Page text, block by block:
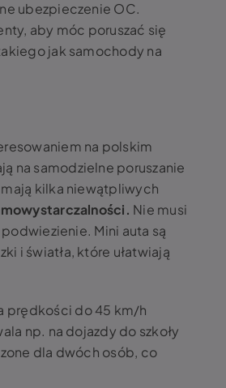
ubezpieczenie OC.
aby móc poruszać się
jak samochody na
na polskim
na samodzielne poruszanie
kilka niewątpliwych
Nie musi
Mini auta są
i światła, które ułatwiają
prędkości do 45 km/h
np. na dojazdy do szkoły
dla dwóch osób, co